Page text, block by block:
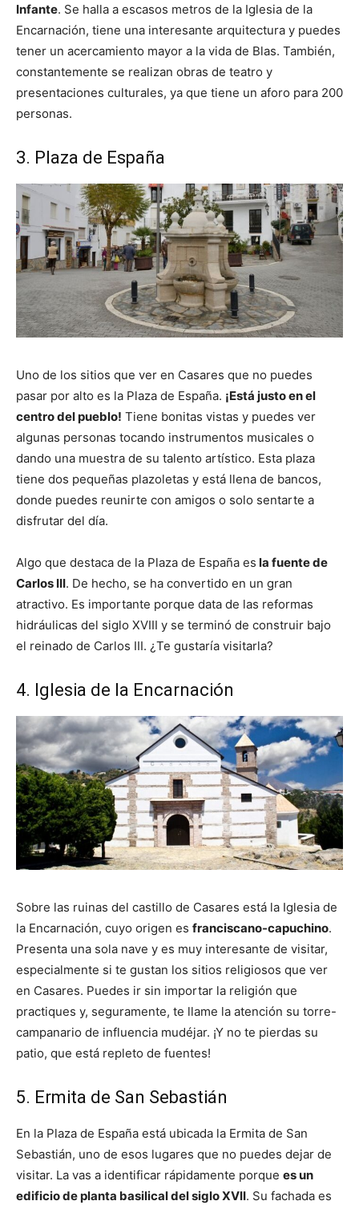
Infante. Se halla a escasos metros de la Iglesia de la
Encarnación, tiene una interesante arquitectura y puedes
tener un acercamiento mayor a la vida de Blas. También,
constantemente se realizan obras de teatro y
presentaciones culturales, ya que tiene un aforo para 200
personas.
3. Plaza de España
Uno de los sitios que ver en Casares que no puedes
pasar por alto es la Plaza de España. ¡Está justo en el
centro del pueblo! Tiene bonitas vistas y puedes ver
algunas personas tocando instrumentos musicales o
dando una muestra de su talento artístico. Esta plaza
tiene dos pequeñas plazoletas y está llena de bancos,
donde puedes reunirte con amigos o solo sentarte a
disfrutar del día.
Algo que destaca de la Plaza de España es la fuente de
Carlos III. De hecho, se ha convertido en un gran
atractivo. Es importante porque data de las reformas
hidráulicas del siglo XVIII y se terminó de construir bajo
el reinado de Carlos III. ¿Te gustaría visitarla?
4. Iglesia de la Encarnación
Sobre las ruinas del castillo de Casares está la Iglesia de
la Encarnación, cuyo origen es franciscano-capuchino.
Presenta una sola nave y es muy interesante de visitar,
especialmente si te gustan los sitios religiosos que ver
en Casares. Puedes ir sin importar la religión que
practiques y, seguramente, te llame la atención su torre-
campanario de influencia mudéjar. ¡Y no te pierdas su
patio, que está repleto de fuentes!
5. Ermita de San Sebastián
En la Plaza de España está ubicada la Ermita de San
Sebastián, uno de esos lugares que no puedes dejar de
visitar. La vas a identificar rápidamente porque es un
edificio de planta basilical del siglo XVII. Su fachada es